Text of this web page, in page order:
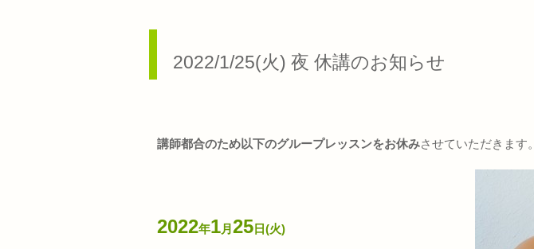
2022/1/25(火) 夜 休講のお知らせ
講師都合のため以下のグループレッスンをお休みさせていただきます。
2022年1月 25 日(火)